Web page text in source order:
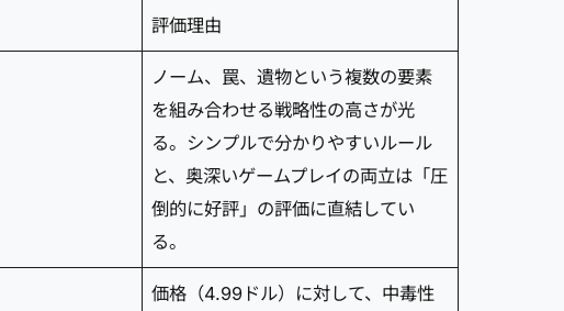
評価理由
ノーム、罠、遺物という複数の要素
を組み合わせる戦略性の高さが光
る。シンプルで分かりやすいルール
と、奥深いゲームプレイの両立は「圧
倒的に好評」の評価に直結してい
る。
価格（4.99ドル）に対して、中毒性